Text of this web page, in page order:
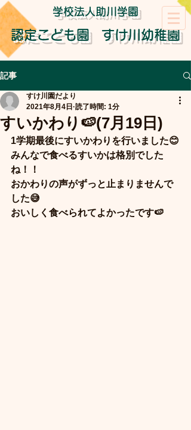
学校法人助川学園
認定こども園 すけ川幼稚園
記事
すいかわり🍉(7月19日)
すけ川園だより
2021年8月4日 読了時間: 1分
1学期最後にすいかわりを行いました😊
みんなで食べるすいかは格別でした
ね！！
おかわりの声がずっと止まりませんで
した😅
おいしく食べられてよかったです🍉